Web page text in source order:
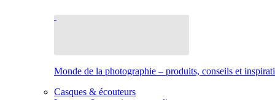
Monde de la photographie – produits, conseils et
Casques & écouteurs